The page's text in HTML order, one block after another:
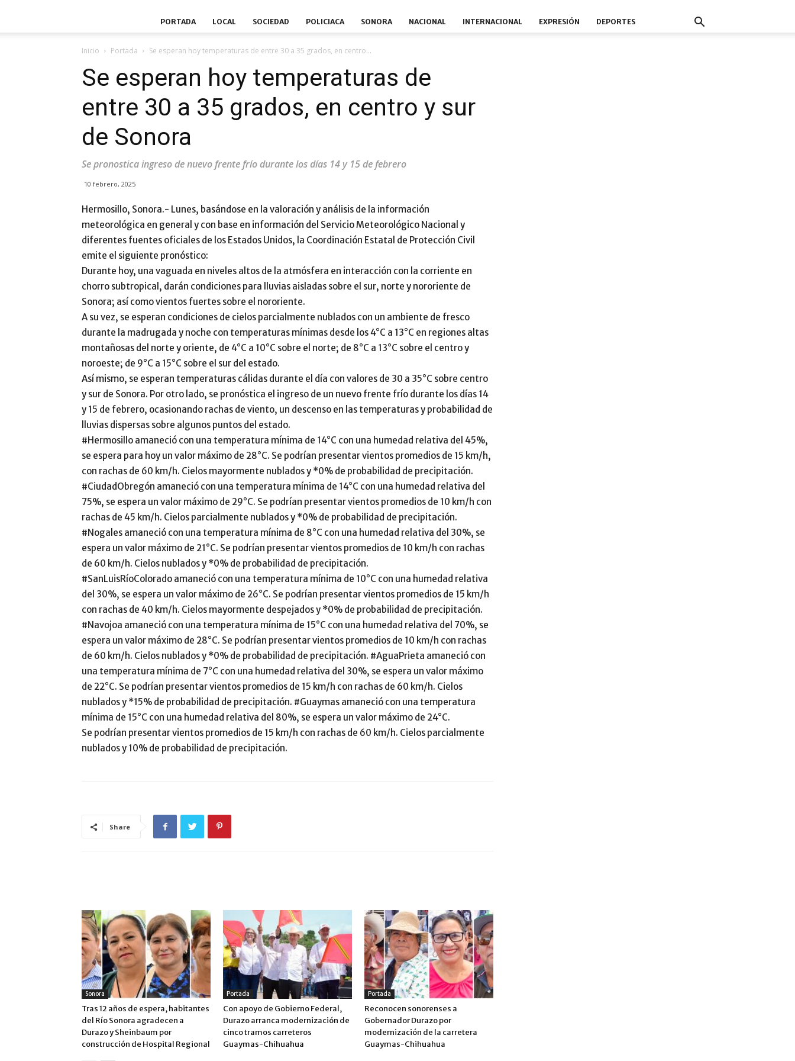
PORTADA LOCAL SOCIEDAD POLICIACA SONORA NACIONAL INTERNACIONAL EXPRESIÓN DEPORTES
Inicio Portada Se esperan hoy temperaturas de entre 30 a 35 grados, en centro...
Se esperan hoy temperaturas de
entre 30 a 35 grados, en centro y sur
de Sonora
Se pronostica ingreso de nuevo frente frío durante los días 14 y 15 de febrero
10 febrero, 2025
Hermosillo, Sonora.- Lunes, basándose en la valoración y análisis de la información
meteorológica en general y con base en información del Servicio Meteorológico Nacional y
diferentes fuentes oficiales de los Estados Unidos, la Coordinación Estatal de Protección Civil
emite el siguiente pronóstico:
Durante hoy, una vaguada en niveles altos de la atmósfera en interacción con la corriente en
chorro subtropical, darán condiciones para lluvias aisladas sobre el sur, norte y nororiente de
Sonora; así como vientos fuertes sobre el nororiente.
A su vez, se esperan condiciones de cielos parcialmente nublados con un ambiente de fresco
durante la madrugada y noche con temperaturas mínimas desde los 4°C a 13°C en regiones altas
montañosas del norte y oriente, de 4°C a 10°C sobre el norte; de 8°C a 13°C sobre el centro y
noroeste; de 9°C a 15°C sobre el sur del estado.
Así mismo, se esperan temperaturas cálidas durante el día con valores de 30 a 35°C sobre centro
y sur de Sonora. Por otro lado, se pronóstica el ingreso de un nuevo frente frío durante los días 14
y 15 de febrero, ocasionando rachas de viento, un descenso en las temperaturas y probabilidad de
lluvias dispersas sobre algunos puntos del estado.
#Hermosillo amaneció con una temperatura mínima de 14°C con una humedad relativa del 45%,
se espera para hoy un valor máximo de 28°C. Se podrían presentar vientos promedios de 15 km/h,
con rachas de 60 km/h. Cielos mayormente nublados y *0% de probabilidad de precipitación.
#CiudadObregón amaneció con una temperatura mínima de 14°C con una humedad relativa del
75%, se espera un valor máximo de 29°C. Se podrían presentar vientos promedios de 10 km/h con
rachas de 45 km/h. Cielos parcialmente nublados y *0% de probabilidad de precipitación.
#Nogales amaneció con una temperatura mínima de 8°C con una humedad relativa del 30%, se
espera un valor máximo de 21°C. Se podrían presentar vientos promedios de 10 km/h con rachas
de 60 km/h. Cielos nublados y *0% de probabilidad de precipitación.
#SanLuisRíoColorado amaneció con una temperatura mínima de 10°C con una humedad relativa
del 30%, se espera un valor máximo de 26°C. Se podrían presentar vientos promedios de 15 km/h
con rachas de 40 km/h. Cielos mayormente despejados y *0% de probabilidad de precipitación.
#Navojoa amaneció con una temperatura mínima de 15°C con una humedad relativa del 70%, se
espera un valor máximo de 28°C. Se podrían presentar vientos promedios de 10 km/h con rachas
de 60 km/h. Cielos nublados y *0% de probabilidad de precipitación. #AguaPrieta amaneció con
una temperatura mínima de 7°C con una humedad relativa del 30%, se espera un valor máximo
de 22°C. Se podrían presentar vientos promedios de 15 km/h con rachas de 60 km/h. Cielos
nublados y *15% de probabilidad de precipitación. #Guaymas amaneció con una temperatura
mínima de 15°C con una humedad relativa del 80%, se espera un valor máximo de 24°C.
Se podrían presentar vientos promedios de 15 km/h con rachas de 60 km/h. Cielos parcialmente
nublados y 10% de probabilidad de precipitación.
Share
Sonora
Tras 12 años de espera, habitantes
del Río Sonora agradecen a
Durazo y Sheinbaum por
construcción de Hospital Regional
Portada
Con apoyo de Gobierno Federal,
Durazo arranca modernización de
cinco tramos carreteros
Guaymas-Chihuahua
Portada
Reconocen sonorenses a
Gobernador Durazo por
modernización de la carretera
Guaymas-Chihuahua